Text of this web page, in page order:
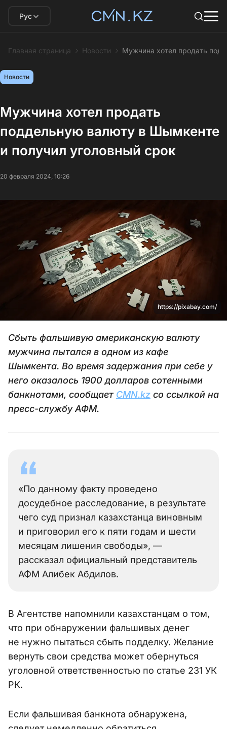
Рус
Главная страница Новости Мужчина хотел продать
Новости
Мужчина хотел продать
поддельную валюту в Шымкенте
и получил уголовный срок
20 февраля 2024, 10:26
https://pixabay.com/
Сбыть фальшивую американскую валюту
мужчина пытался в одном из кафе
Шымкента. Во время задержания при себе у
него оказалось 1900 долларов сотенными
банкнотами, сообщает CMN.kz со ссылкой на
пресс-службу АФМ.
«По данному факту проведено
досудебное расследование, в результате
чего суд признал казахстанца виновным
и приговорил его к пяти годам и шести
месяцам лишения свободы», —
рассказал официальный представитель
АФМ Алибек Абдилов.
В Агентстве напомнили казахстанцам о том,
что при обнаружении фальшивых денег
не нужно пытаться сбыть подделку. Желание
вернуть свои средства может обернуться
уголовной ответственностью по статье 231 УК
РК.
Если фальшивая банкнота обнаружена,